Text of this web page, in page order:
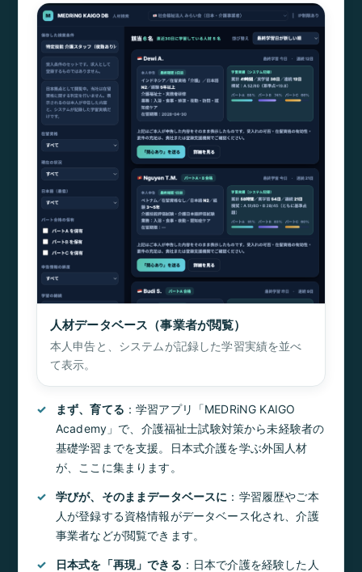
人材データベース（事業者が閲覧）
本人申告と、システムが記録した学習実績を並べ
て表示。
まず、育てる ：学習アプリ「MEDRiNG KAIGO
Academy」で、介護福祉士試験対策から未経験者の
基礎学習までを支援。日本式介護を学ぶ外国人材
が、ここに集まります。
学びが、そのままデータベースに ：学習履歴やご本
人が登録する資格情報がデータベース化され、介護
事業者などが閲覧できます。
日本式を「再現」できる ：日本で介護を経験した人